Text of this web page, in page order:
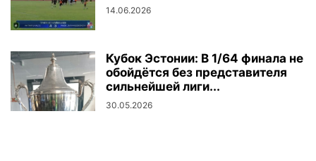
14.06.2026
Кубок Эстонии: В 1/64 финала не
обойдётся без представителя
сильнейшей лиги...
30.05.2026